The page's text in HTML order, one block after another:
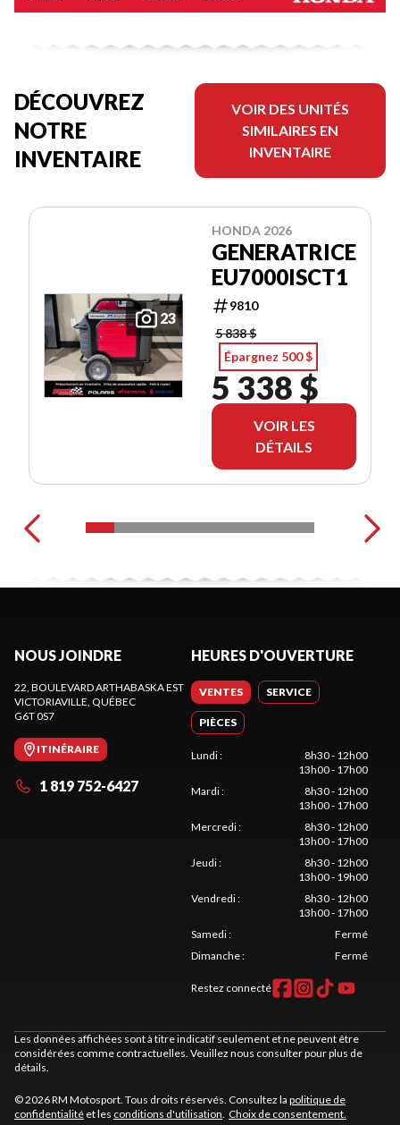
DÉCOUVREZ
NOTRE
INVENTAIRE
VOIR DES UNITÉS
SIMILAIRES EN
INVENTAIRE
23
HONDA 2026
GENERATRICE
EU7000ISCT1
9810
5 838 $
Épargnez 500 $
5 338 $
VOIR LES
DÉTAILS
NOUS JOINDRE
22, BOULEVARD ARTHABASKA EST
VICTORIAVILLE , QUÉBEC
G6T 0S7
ITINÉRAIRE
1 819 752-6427
HEURES D'OUVERTURE
VENTES SERVICE
PIÈCES
Lundi:
8h30 - 12h00
13h00 - 17h00
Mardi:
8h30 - 12h00
13h00 - 17h00
Mercredi:
8h30 - 12h00
13h00 - 17h00
Jeudi:
8h30 - 12h00
13h00 - 19h00
Vendredi:
8h30 - 12h00
13h00 - 17h00
Samedi:
Fermé
Dimanche: Fermé
Restez connecté
Les données affichées sont à titre indicatif seulement et ne peuvent être
considérées comme contractuelles. Veuillez nous consulter pour plus de
détails.
© 2026 RM Motosport. Tous droits réservés. Consultez la politique de
confidentialité et les conditions d'utilisation Choix de consentement.